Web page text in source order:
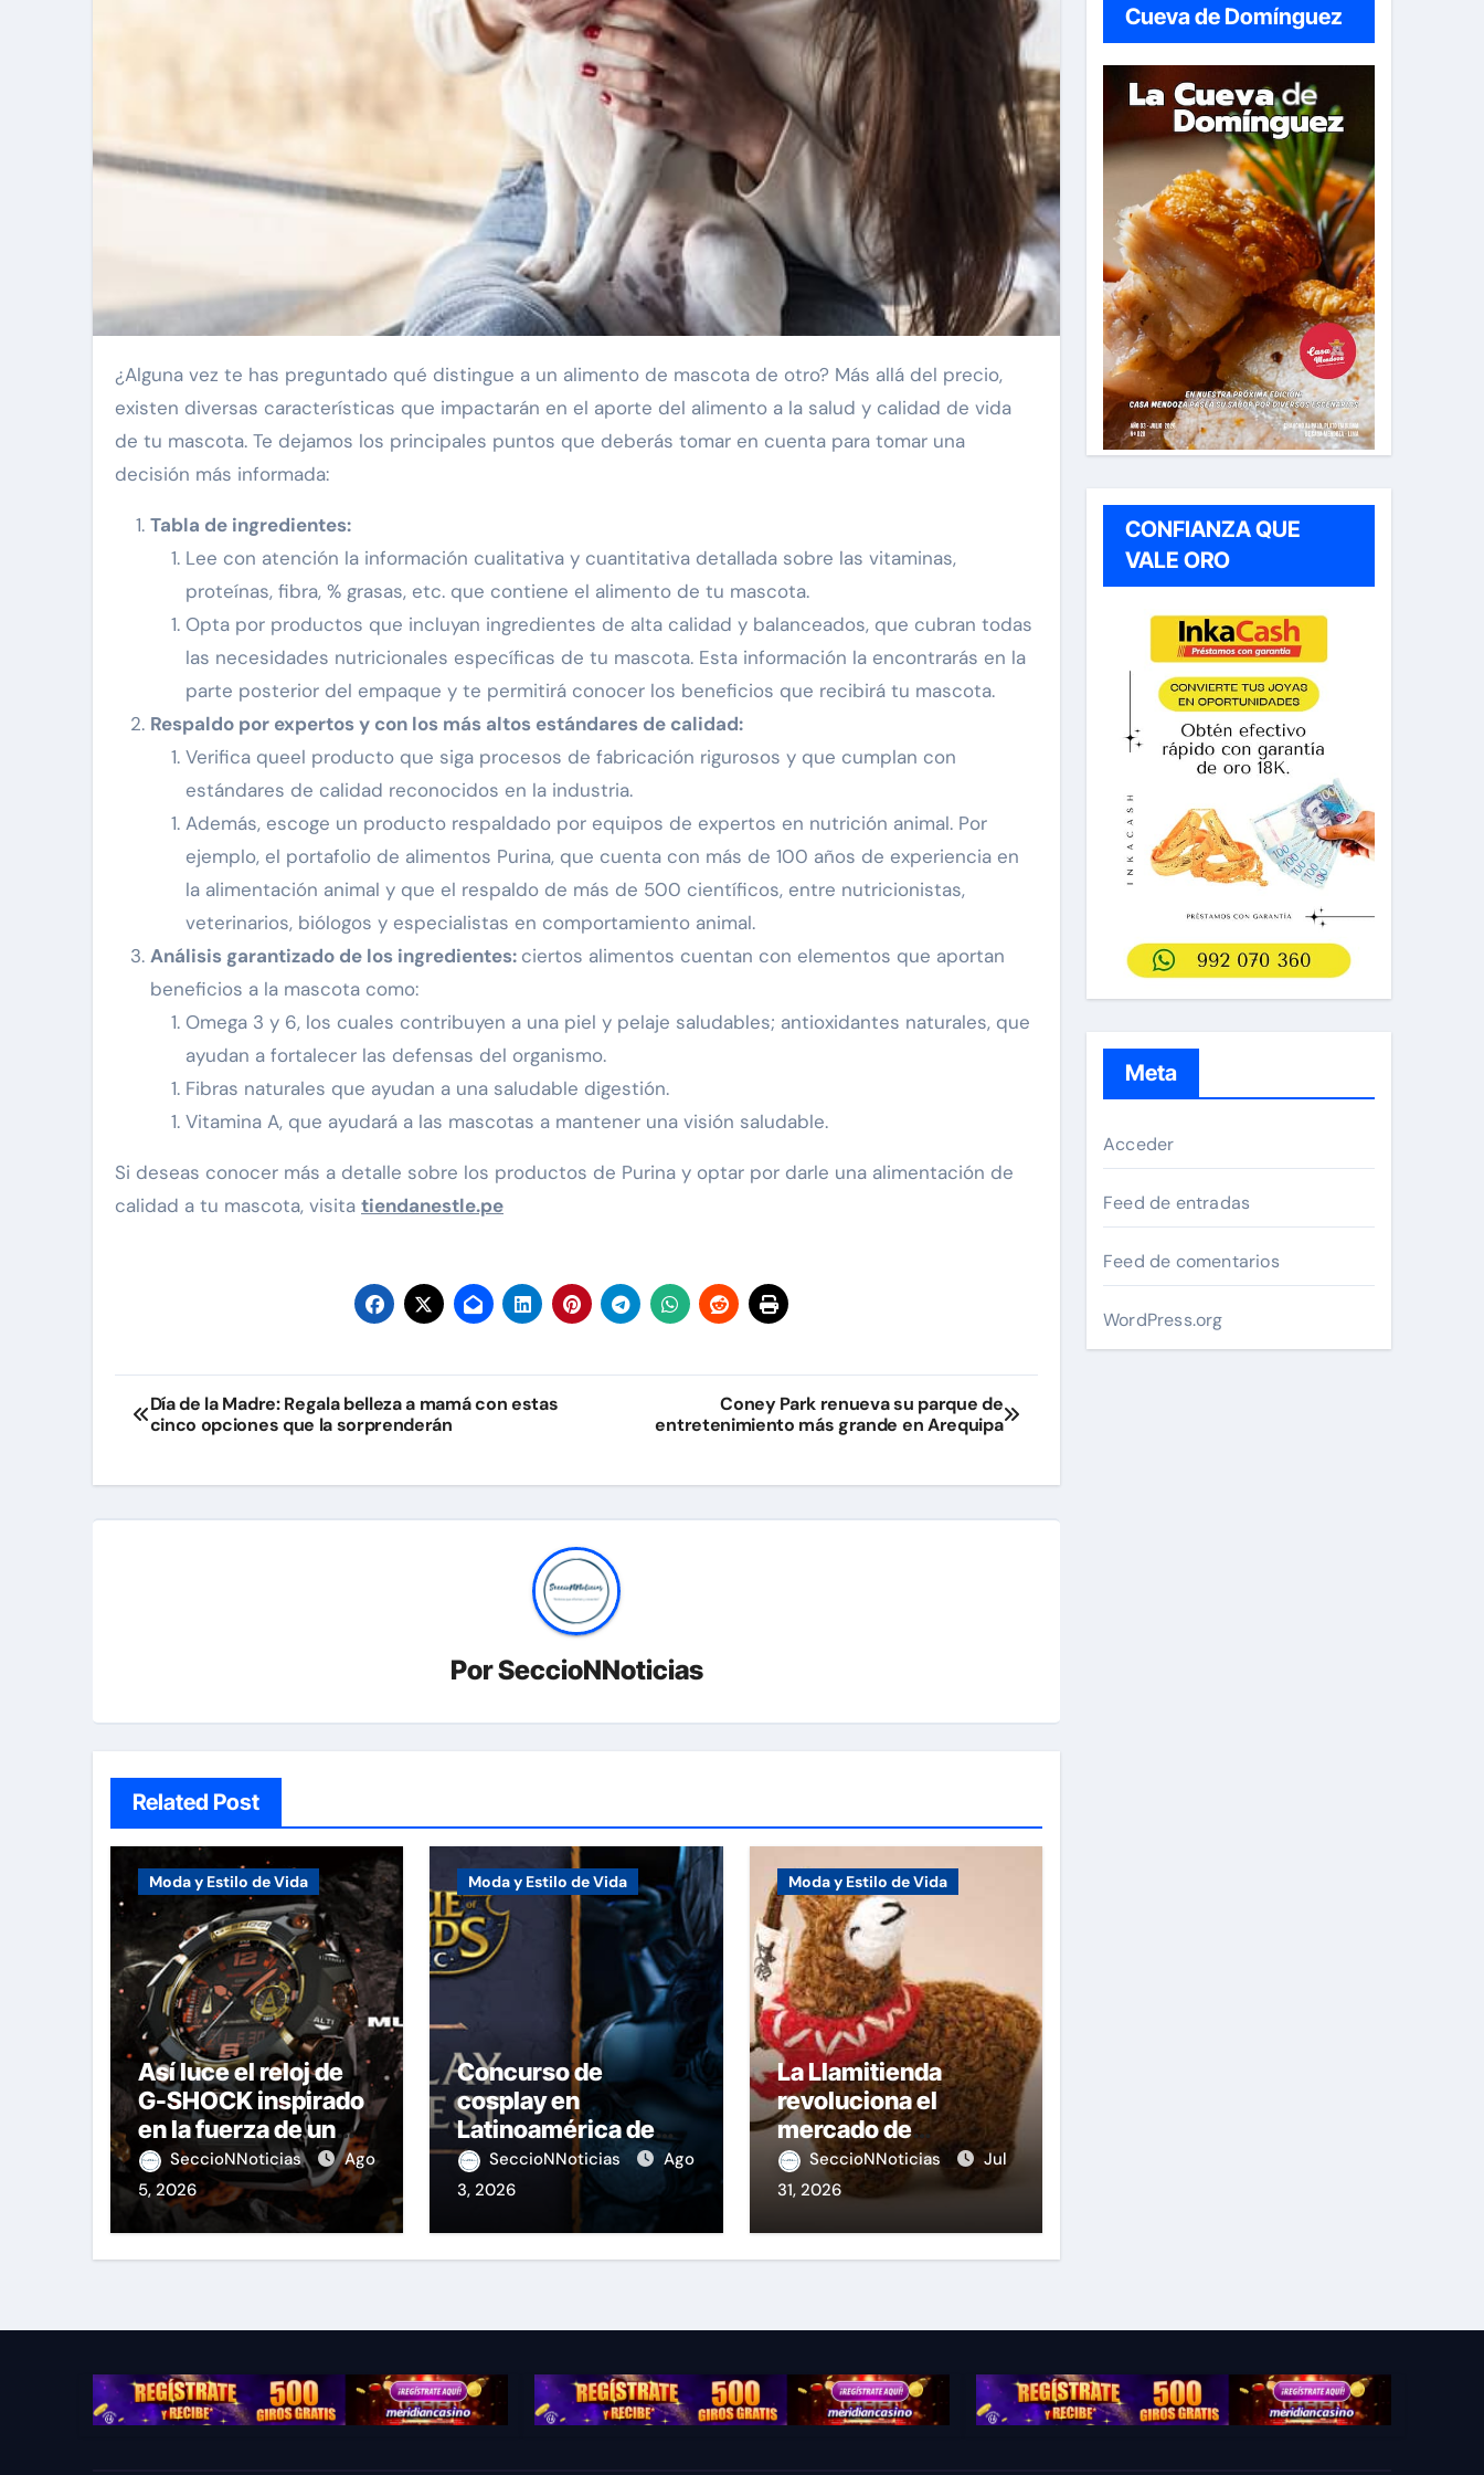
¿Alguna vez te has preguntado qué distingue a un alimento de mascota de otro? Más allá del precio,
existen diversas características que impactarán en el aporte del alimento a la salud y calidad de vida
de tu mascota. Te dejamos los principales puntos que deberás tomar en cuenta para tomar una
decisión más informada:
Tabla de ingredientes:
Lee con atención la información cualitativa y cuantitativa detallada sobre las vitaminas,
proteínas, fibra, % grasas, etc. que contiene el alimento de tu mascota.
Opta por productos que incluyan ingredientes de alta calidad y balanceados, que cubran todas
las necesidades nutricionales específicas de tu mascota. Esta información la encontrarás en la
parte posterior del empaque y te permitirá conocer los beneficios que recibirá tu mascota.
Respaldo por expertos y con los más altos estándares de calidad:
Verifica queel producto que siga procesos de fabricación rigurosos y que cumplan con
estándares de calidad reconocidos en la industria.
Además, escoge un producto respaldado por equipos de expertos en nutrición animal. Por
ejemplo, el portafolio de alimentos Purina, que cuenta con más de 100 años de experiencia en
la alimentación animal y que el respaldo de más de 500 científicos, entre nutricionistas,
veterinarios, biólogos y especialistas en comportamiento animal.
Análisis garantizado de los ingredientes: ciertos alimentos cuentan con elementos que aportan
beneficios a la mascota como:
Omega 3 y 6, los cuales contribuyen a una piel y pelaje saludables; antioxidantes naturales, que
ayudan a fortalecer las defensas del organismo.
Fibras naturales que ayudan a una saludable digestión.
Vitamina A, que ayudará a las mascotas a mantener una visión saludable.
Si deseas conocer más a detalle sobre los productos de Purina y optar por darle una alimentación de
calidad a tu mascota, visita tiendanestle.pe
Navegación
de
entradas
Día de la Madre: Regala belleza a mamá con estas
cinco opciones que la sorprenderán
Coney Park renueva su parque de
entretenimiento más grande en Arequipa
PorSeccioNNoticias
Related Post
Moda y Estilo de Vida
Así luce el reloj de
G-SHOCK inspirado
en la fuerza de un
volcán
SeccioNNoticias
Ago
5, 2026
Moda y Estilo de Vida
Concurso de
cosplay en
Latinoamérica de
League of Legends
SeccioNNoticias
Ago
3, 2026
Moda y Estilo de Vida
La Llamitienda
revoluciona el
mercado de
souvenirs en el Perú
SeccioNNoticias
Jul
31, 2026
Cueva de Domínguez
CONFIANZA QUE
VALE ORO
Meta
Acceder
Feed de entradas
Feed de comentarios
WordPress.org